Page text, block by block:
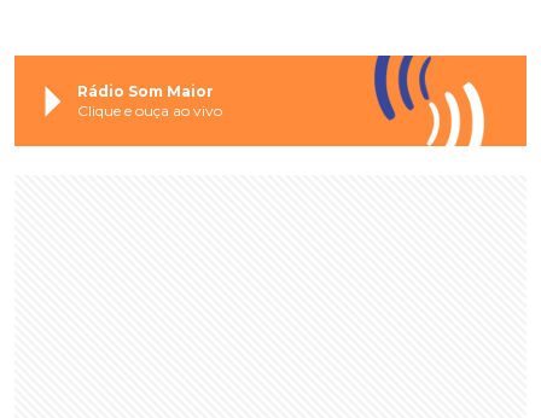
Rádio Som Maior
Clique e ouça ao vivo